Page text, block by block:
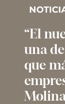
“El
una
que